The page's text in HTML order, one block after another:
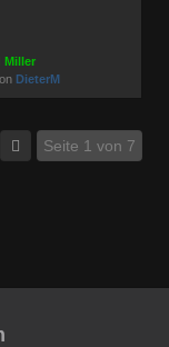
Miller
DieterM
Seite 1 von 7